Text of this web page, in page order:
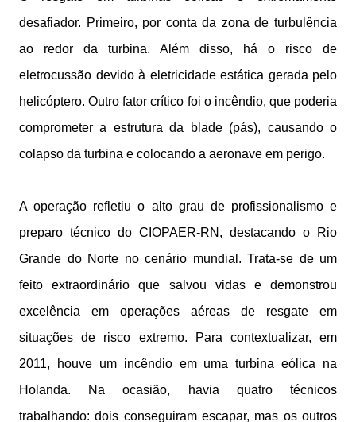
desafiador. Primeiro, por conta da zona de turbulência
ao redor da turbina. Além disso, há o risco de
eletrocussão devido à eletricidade estática gerada pelo
helicóptero. Outro fator crítico foi o incêndio, que poderia
comprometer a estrutura da blade (pás), causando o
colapso da turbina e colocando a aeronave em perigo.
A operação refletiu o alto grau de profissionalismo e
preparo técnico do CIOPAER-RN, destacando o Rio
Grande do Norte no cenário mundial. Trata-se de um
feito extraordinário que salvou vidas e demonstrou
excelência em operações aéreas de resgate em
situações de risco extremo. Para contextualizar, em
2011, houve um incêndio em uma turbina eólica na
Holanda. Na ocasião, havia quatro técnicos
trabalhando: dois conseguiram escapar, mas os outros